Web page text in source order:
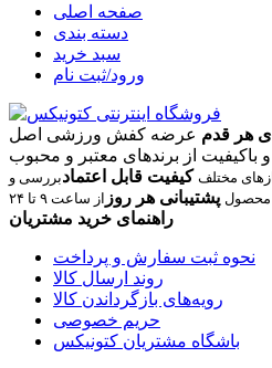
صفحه اصلی
دسته بندی
سبد خرید
ورود/ثبت نام
هر قدم عرضه کفش ورزشی اصل
و باکیفیت از برندهای معتبر و محبوب
مختلف کیفیت قابل اعتمادبررسی و
محصول پشتیبانی هر روز از ساعت ۹ تا ۲۴
راهنمای خرید مشتریان
نحوه ثبت سفارش و پرداخت
روند ارسال کالا
رویه‌های بازگرداندن کالا
حریم خصوصی
باشگاه مشتریان کتونیکس